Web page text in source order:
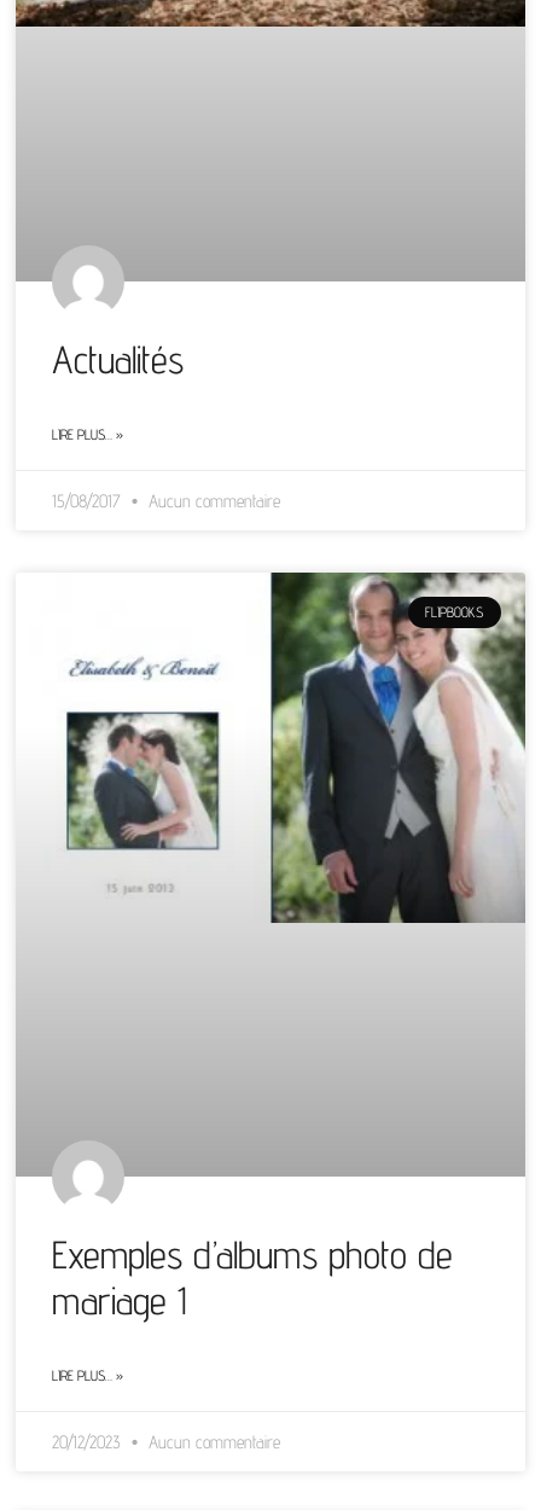
Actualités
LIRE PLUS… »
15/08/2017 Aucun commentaire
FLIPBOOKS
Exemples d’albums photo de
mariage 1
LIRE PLUS… »
20/12/2023 Aucun commentaire